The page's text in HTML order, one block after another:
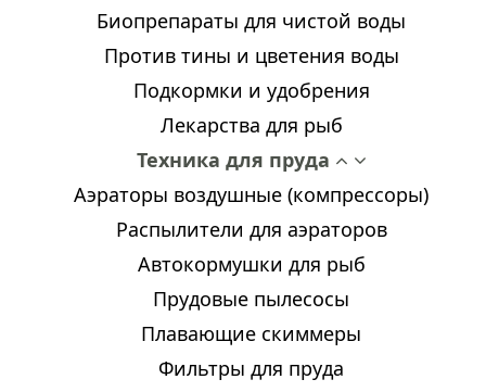
Биопрепараты для чистой воды
Против тины и цветения воды
Подкормки и удобрения
Лекарства для рыб
Техника для пруда
Аэраторы воздушные (компрессоры)
Распылители для аэраторов
Автокормушки для рыб
Прудовые пылесосы
Плавающие скиммеры
Фильтры для пруда